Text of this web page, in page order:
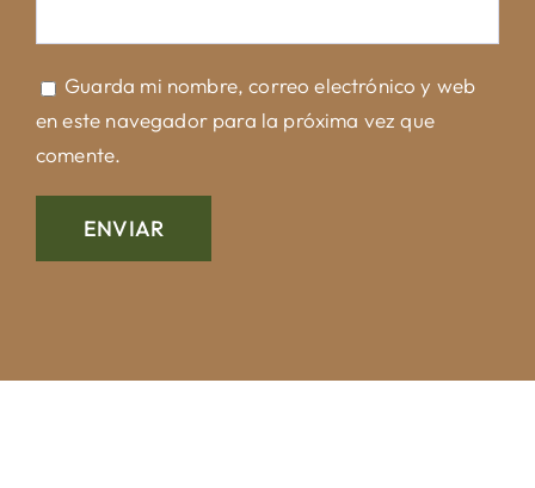
Guarda mi nombre, correo electrónico y web
en este navegador para la próxima vez que
comente.